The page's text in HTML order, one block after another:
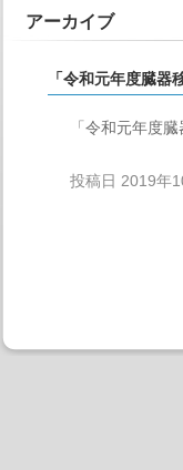
アーカイブ
「令和元年度臓
「令和元年度
投稿日 2019年